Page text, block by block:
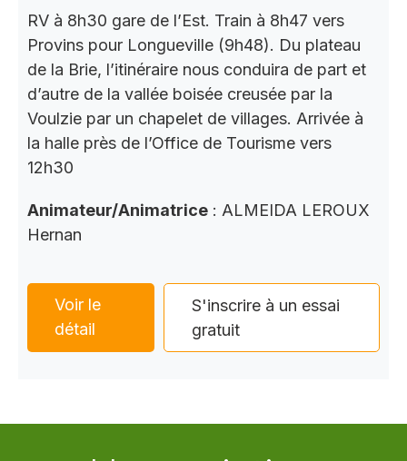
RV à 8h30 gare de l’Est. Train à 8h47 vers
Provins pour Longueville (9h48). Du plateau
de la Brie, l’itinéraire nous conduira de part et
d’autre de la vallée boisée creusée par la
Voulzie par un chapelet de villages. Arrivée à
la halle près de l’Office de Tourisme vers
12h30
Animateur/Animatrice : ALMEIDA LEROUX
Hernan
Voir le
détail
S'inscrire à un essai
gratuit